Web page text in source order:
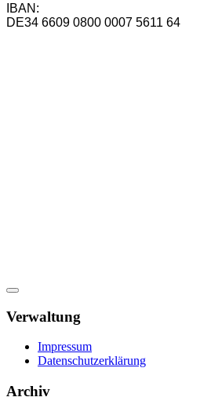
IBAN:
DE34 6609 0800 0007 5611 64
Verwaltung
Impressum
Datenschutzerklärung
Archiv